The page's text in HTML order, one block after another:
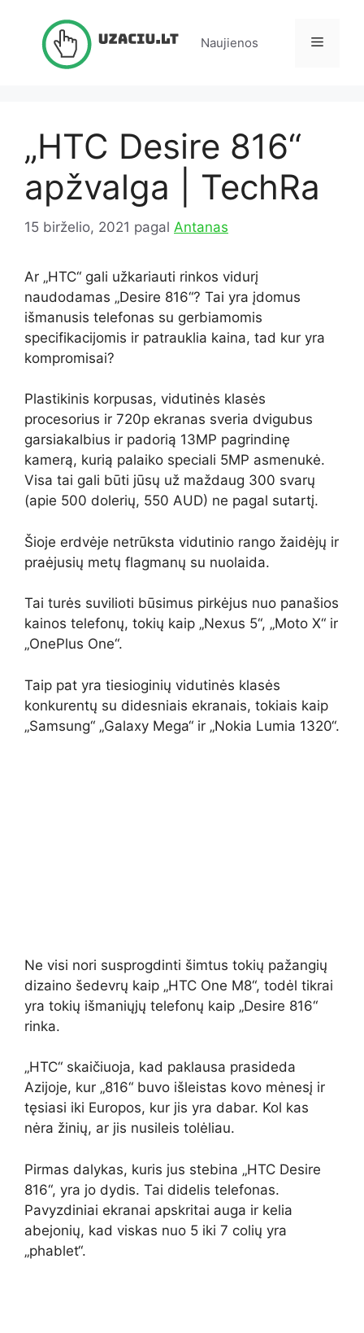
Naujienos Meniu
„HTC Desire 816“
apžvalga | TechRa
15 birželio, 2021 pagal Antanas
Ar „HTC“ gali užkariauti rinkos vidurį
naudodamas „Desire 816“? Tai yra įdomus
išmanusis telefonas su gerbiamomis
specifikacijomis ir patrauklia kaina, tad kur yra
kompromisai?
Plastikinis korpusas, vidutinės klasės
procesorius ir 720p ekranas sveria dvigubus
garsiakalbius ir padorią 13MP pagrindinę
kamerą, kurią palaiko speciali 5MP asmenukė.
Visa tai gali būti jūsų už maždaug 300 svarų
(apie 500 dolerių, 550 AUD) ne pagal sutartį.
Šioje erdvėje netrūksta vidutinio rango žaidėjų ir
praėjusių metų flagmanų su nuolaida.
Tai turės suvilioti būsimus pirkėjus nuo panašios
kainos telefonų, tokių kaip „Nexus 5“, „Moto X“ ir
„OnePlus One“.
Taip pat yra tiesioginių vidutinės klasės
konkurentų su didesniais ekranais, tokiais kaip
„Samsung“ „Galaxy Mega“ ir „Nokia Lumia 1320“.
Ne visi nori susprogdinti šimtus tokių pažangių
dizaino šedevrų kaip „HTC One M8“, todėl tikrai
yra tokių išmaniųjų telefonų kaip „Desire 816“
rinka.
„HTC“ skaičiuoja, kad paklausa prasideda
Azijoje, kur „816“ buvo išleistas kovo mėnesį ir
tęsiasi iki Europos, kur jis yra dabar. Kol kas
nėra žinių, ar jis nusileis tolėliau.
Pirmas dalykas, kuris jus stebina „HTC Desire
816“, yra jo dydis. Tai didelis telefonas.
Pavyzdiniai ekranai apskritai auga ir kelia
abejonių, kad viskas nuo 5 iki 7 colių yra
„phablet“.